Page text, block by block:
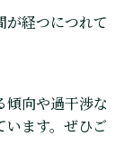
が経つにつれて
傾向や過干渉な
います。ぜひご